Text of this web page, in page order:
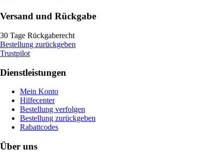
Versand und Rückgabe
30 Tage Rückgaberecht
Bestellung zurückgeben
Trustpilot
Dienstleistungen
Mein Konto
Hilfecenter
Bestellung verfolgen
Bestellung zurückgeben
Rabattcodes
Über uns